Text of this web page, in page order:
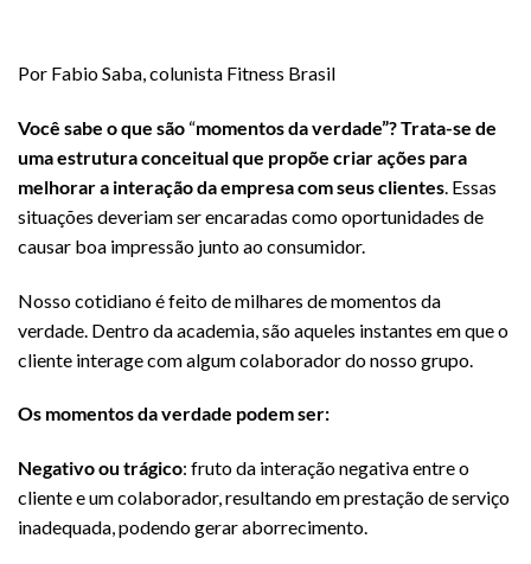
Por Fabio Saba, colunista Fitness Brasil
Você sabe o que são “momentos da verdade”?Trata-se de
uma estrutura conceitual que propõe criar ações para
melhorar a interação da empresa com seus clientes . Essas
situações deveriam ser encaradas como oportunidades de
causar boa impressão junto ao consumidor.
Nosso cotidiano é feito de milhares de momentos da
verdade. Dentro da academia, são aqueles instantes em que o
cliente interage com algum colaborador do nosso grupo.
Os momentos da verdade podem ser:
Negativo ou trágico: fruto da interação negativa entre o
cliente e um colaborador, resultando em prestação de serviço
inadequada, podendo gerar aborrecimento.